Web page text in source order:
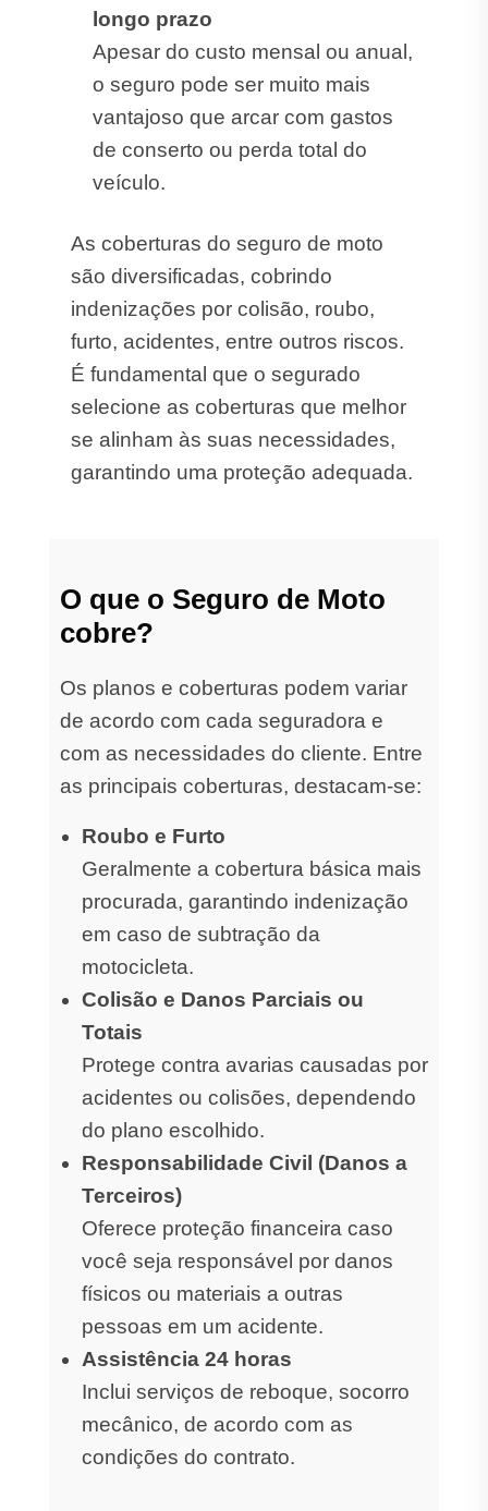
longo prazo
Apesar do custo mensal ou anual,
o seguro pode ser muito mais
vantajoso que arcar com gastos
de conserto ou perda total do
veículo.
As coberturas do seguro de moto
são diversificadas, cobrindo
indenizações por colisão, roubo,
furto, acidentes, entre outros riscos.
É fundamental que o segurado
selecione as coberturas que melhor
se alinham às suas necessidades,
garantindo uma proteção adequada.
O que o Seguro de Moto
cobre?
Os planos e coberturas podem variar
de acordo com cada seguradora e
com as necessidades do cliente. Entre
as principais coberturas, destacam-se:
Roubo e Furto
Geralmente a cobertura básica mais
procurada, garantindo indenização
em caso de subtração da
motocicleta.
Colisão e Danos Parciais ou
Totais
Protege contra avarias causadas por
acidentes ou colisões, dependendo
do plano escolhido.
Responsabilidade Civil (Danos a
Terceiros)
Oferece proteção financeira caso
você seja responsável por danos
físicos ou materiais a outras
pessoas em um acidente.
Assistência 24 horas
Inclui serviços de reboque, socorro
mecânico, de acordo com as
condições do contrato.